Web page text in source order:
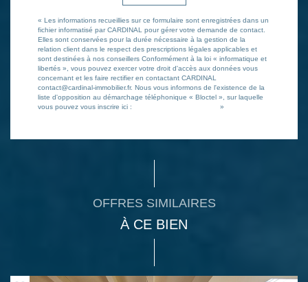
« Les informations recueillies sur ce formulaire sont enregistrées dans un
fichier informatisé par CARDINAL pour gérer votre demande de contact.
Elles sont conservées pour la durée nécessaire à la gestion de la
relation client dans le respect des prescriptions légales applicables et
sont destinées à nos conseillers Conformément à la loi « informatique et
libertés », vous pouvez exercer votre droit d'accès aux données vous
concernant et les faire rectifier en contactant CARDINAL
contact@cardinal-immobilier.fr. Nous vous informons de l'existence de la
liste d'opposition au démarchage téléphonique « Bloctel », sur laquelle
vous pouvez vous inscrire ici :
»
OFFRES SIMILAIRES
À CE BIEN